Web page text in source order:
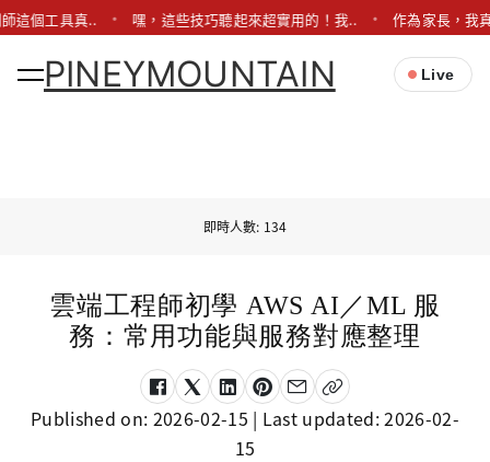
這個工具真.. 嘿，這些技巧聽起來超實用的！我.. 作為家長，我
PINEYMOUNTAIN Live
即時人數: 134
雲端工程師初學 AWS AI／ML 服
務：常用功能與服務對應整理
Published on: 2026-02-15 | Last updated:2026-02-
15